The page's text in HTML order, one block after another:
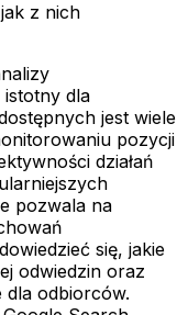
z nich
dla
jest wiele
pozycji
działań
pozwala na
się, jakie
odwiedzin oraz
dla odbiorców.